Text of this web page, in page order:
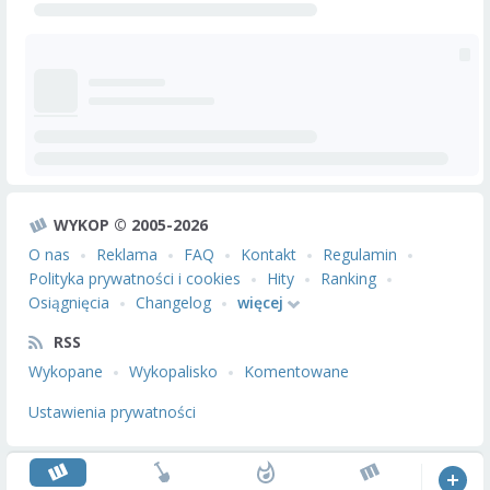
WYKOP © 2005-2026
O nas
Reklama FAQ Kontakt
Regulamin
Polityka prywatności i cookies
Hity
Ranking
Osiągnięcia
Changelog
więcej
RSS
Wykopane
Wykopalisko
Komentowane
Ustawienia prywatności